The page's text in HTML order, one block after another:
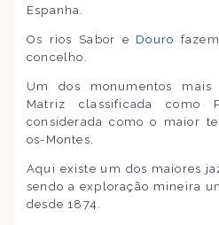
Espanha.
Os rios Sabor e Douro
concelho.
Um dos monumentos
Matriz classificada como
considerada como o maior
os-Montes.
Aqui existe um dos maiores
sendo a exploração mineira
desde 1874.